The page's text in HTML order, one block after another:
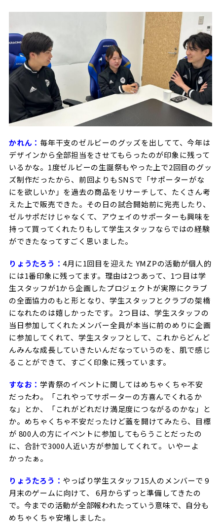
かれん： 毎年干支のゼルビーのグッズを出してて、今年は
デザインから全部担当をさせてもらったのが印象に残って
いるかな。1度ゼルビーの生誕祭もやった上で2回目のグッ
ズ制作だったから、前回よりもSNSで「サポーターがな
にを欲しいか」を過去の商品をリサーチして、たくさん考
えた上で販売できた。その日の試合開始前に完売したり、
ゼルサポだけじゃなくて、アウェイのサポーターも興味を
持って買ってくれたりもして学生スタッフならではの経験
ができたなってすごく思いました。
りょうたろう：4月に1回目を迎えた YMZPの活動が個人的
には1番印象に残ってます。理由は2つあって、1つ目は学
生スタッフが1から企画したプロジェクトが実際にクラブ
の全面協力のもと形となり、学生スタッフとクラブの架橋
になれたのは嬉しかったです。 2つ目は、学生スタッフの
当日参加してくれたメンバー全員が本当に前のめりに企画
に参加してくれて、学生スタッフとして、これからどんど
んみんな成長していきたいんだなっていうのを、肌で感じ
ることができて、すごく印象に残っています。
すなお： 学青祭のイベントに関してはめちゃくちゃ不安
だったわ。「これやってサポーターの方喜んでくれるか
な」とか、「これがどれだけ満足度につながるのかな」と
か。 めちゃくちゃ不安だったけど蓋を開けてみたら、目標
が 800人の方にイベントに参加してもらうことだったの
に、合計で3000人近い方が参加してくれて。 いやーよ
かったぁ。
りょうたろう： やっぱり学生スタッフ15人のメンバーで 9
月末のゲームに向けて、 6月からずっと準備してきたの
で。今までの活動が全部報われたっていう意味で、自分も
めちゃくちゃ安堵しました。